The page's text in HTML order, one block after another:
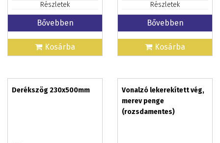
Részletek
Bővebben
Kosárba
Részletek
Bővebben
Kosárba
Derékszög 230x500mm
Vonalzó lekerekített vég,
merev penge
(rozsdamentes)